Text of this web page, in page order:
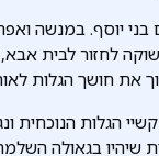
בני יוסף. במנשה
לחזור לבית אבא,
חושך הגלות לאור
הגלות הנוכחית
שיהיו בגאולה